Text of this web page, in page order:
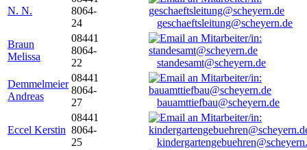
N. N.
8064-
24
geschaeftsleitung@scheyern.de
Braun
Melissa
08441
8064-
22
standesamt@scheyern.de
Demmelmeier
Andreas
08441
8064-
27
bauamttiefbau@scheyern.de
Eccel Kerstin
08441
8064-
25